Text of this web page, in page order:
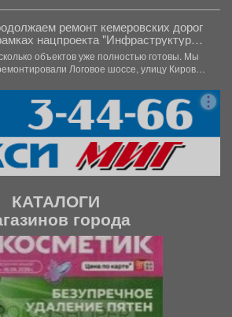
ремонт кемеровских дорог
нацпроекта "Инфраструктура
жизни"объектов уже полностью готовы. Мы
Логовое шоссе, улицу Кирова
КАТАЛОГИ
города